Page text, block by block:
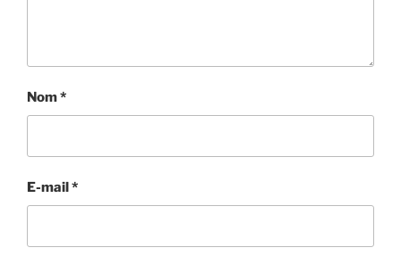
Nom*
E-mail*